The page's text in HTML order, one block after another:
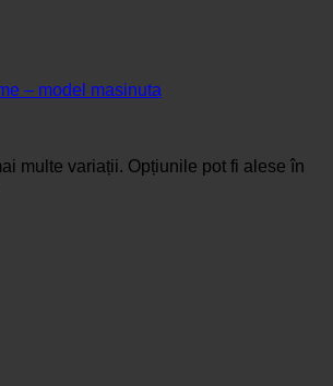
– model masinuta
multe variații. Opțiunile pot fi alese în